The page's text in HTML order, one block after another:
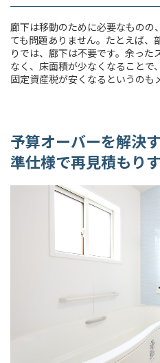
廊下は移動のために必要なものの
ても問題ありません。たとえば、
りでは、廊下は不要です。余った
なく、床面積が少なくなることで
固定資産税が安くなるというのも
予算オーバーを解決
準仕様で再見積もり